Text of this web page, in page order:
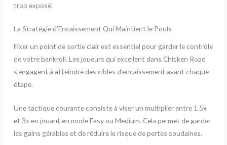
trop exposé.
La Stratégie d’Encaissement Qui Maintient le Pouls
Fixer un point de sortie clair est essentiel pour garder le contrôle
de votre bankroll. Les joueurs qui excellent dans Chicken Road
s’engagent à atteindre des cibles d’encaissement avant chaque
étape.
Une tactique courante consiste à viser un multiplier entre 1.5x
et 3x en jouant en mode Easy ou Medium. Cela permet de garder
les gains gérables et de réduire le risque de pertes soudaines.